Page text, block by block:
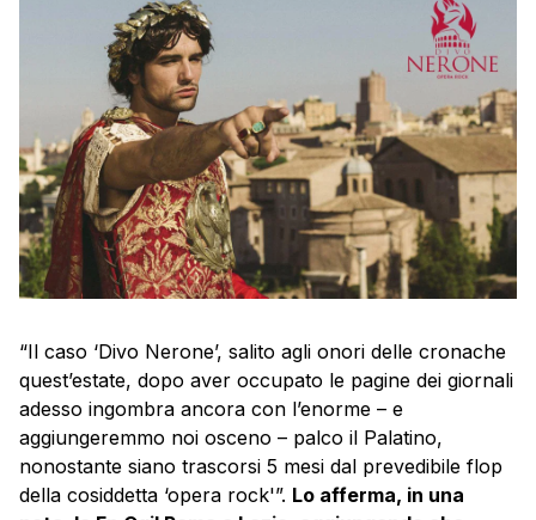
“Il caso ‘Divo Nerone’, salito agli onori delle cronache
quest’estate, dopo aver occupato le pagine dei giornali
adesso ingombra ancora con l’enorme – e
aggiungeremmo noi osceno – palco il Palatino,
nonostante siano trascorsi 5 mesi dal prevedibile flop
della cosiddetta ‘opera rock'”. Lo afferma, in una